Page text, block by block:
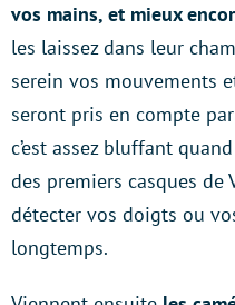
vos mains, et mieux
les laissez dans leur
serein vos mouvements
seront pris en compte
c’est assez bluffant
des premiers casques
détecter vos doigts ou
longtemps.